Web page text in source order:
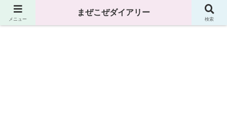
まぜこぜダイアリー
メニュー
まぜこぜダイアリー
検索